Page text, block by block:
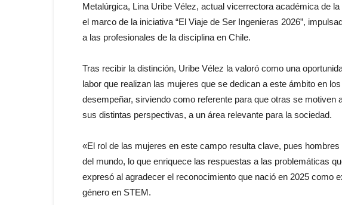
Metalúrgica, Lina Uribe Vélez, actual vicerrectora académica de la
el marco de la iniciativa “El Viaje de Ser Ingenieras 2026”,
a las profesionales de la disciplina en Chile.
Tras recibir la distinción, Uribe Vélez la valoró como una
labor que realizan las mujeres que se dedican a este ámbito en
desempeñar, sirviendo como referente para que otras se motiven
sus distintas perspectivas, a un área relevante para la sociedad.
«El rol de las mujeres en este campo resulta clave, pues
del mundo, lo que enriquece las respuestas a las problemáticas
expresó al agradecer el reconocimiento que nació en 2025 como
género en STEM.